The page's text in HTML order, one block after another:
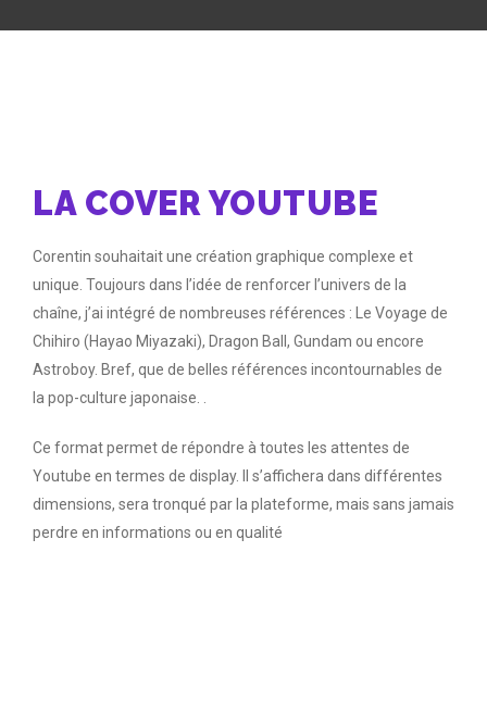
LA COVER YOUTUBE
Corentin souhaitait une création graphique complexe et
unique. Toujours dans l’idée de renforcer l’univers de la
chaîne, j’ai intégré de nombreuses références : Le Voyage de
Chihiro (Hayao Miyazaki), Dragon Ball, Gundam ou encore
Astroboy. Bref, que de belles références incontournables de
la pop-culture japonaise. .
Ce format permet de répondre à toutes les attentes de
Youtube en termes de display. Il s’affichera dans différentes
dimensions, sera tronqué par la plateforme, mais sans jamais
perdre en informations ou en qualité